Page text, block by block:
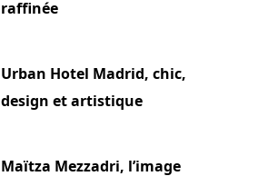
raffinée
Urban Hotel Madrid, chic,
design et artistique
Maïtza Mezzadri, l’image